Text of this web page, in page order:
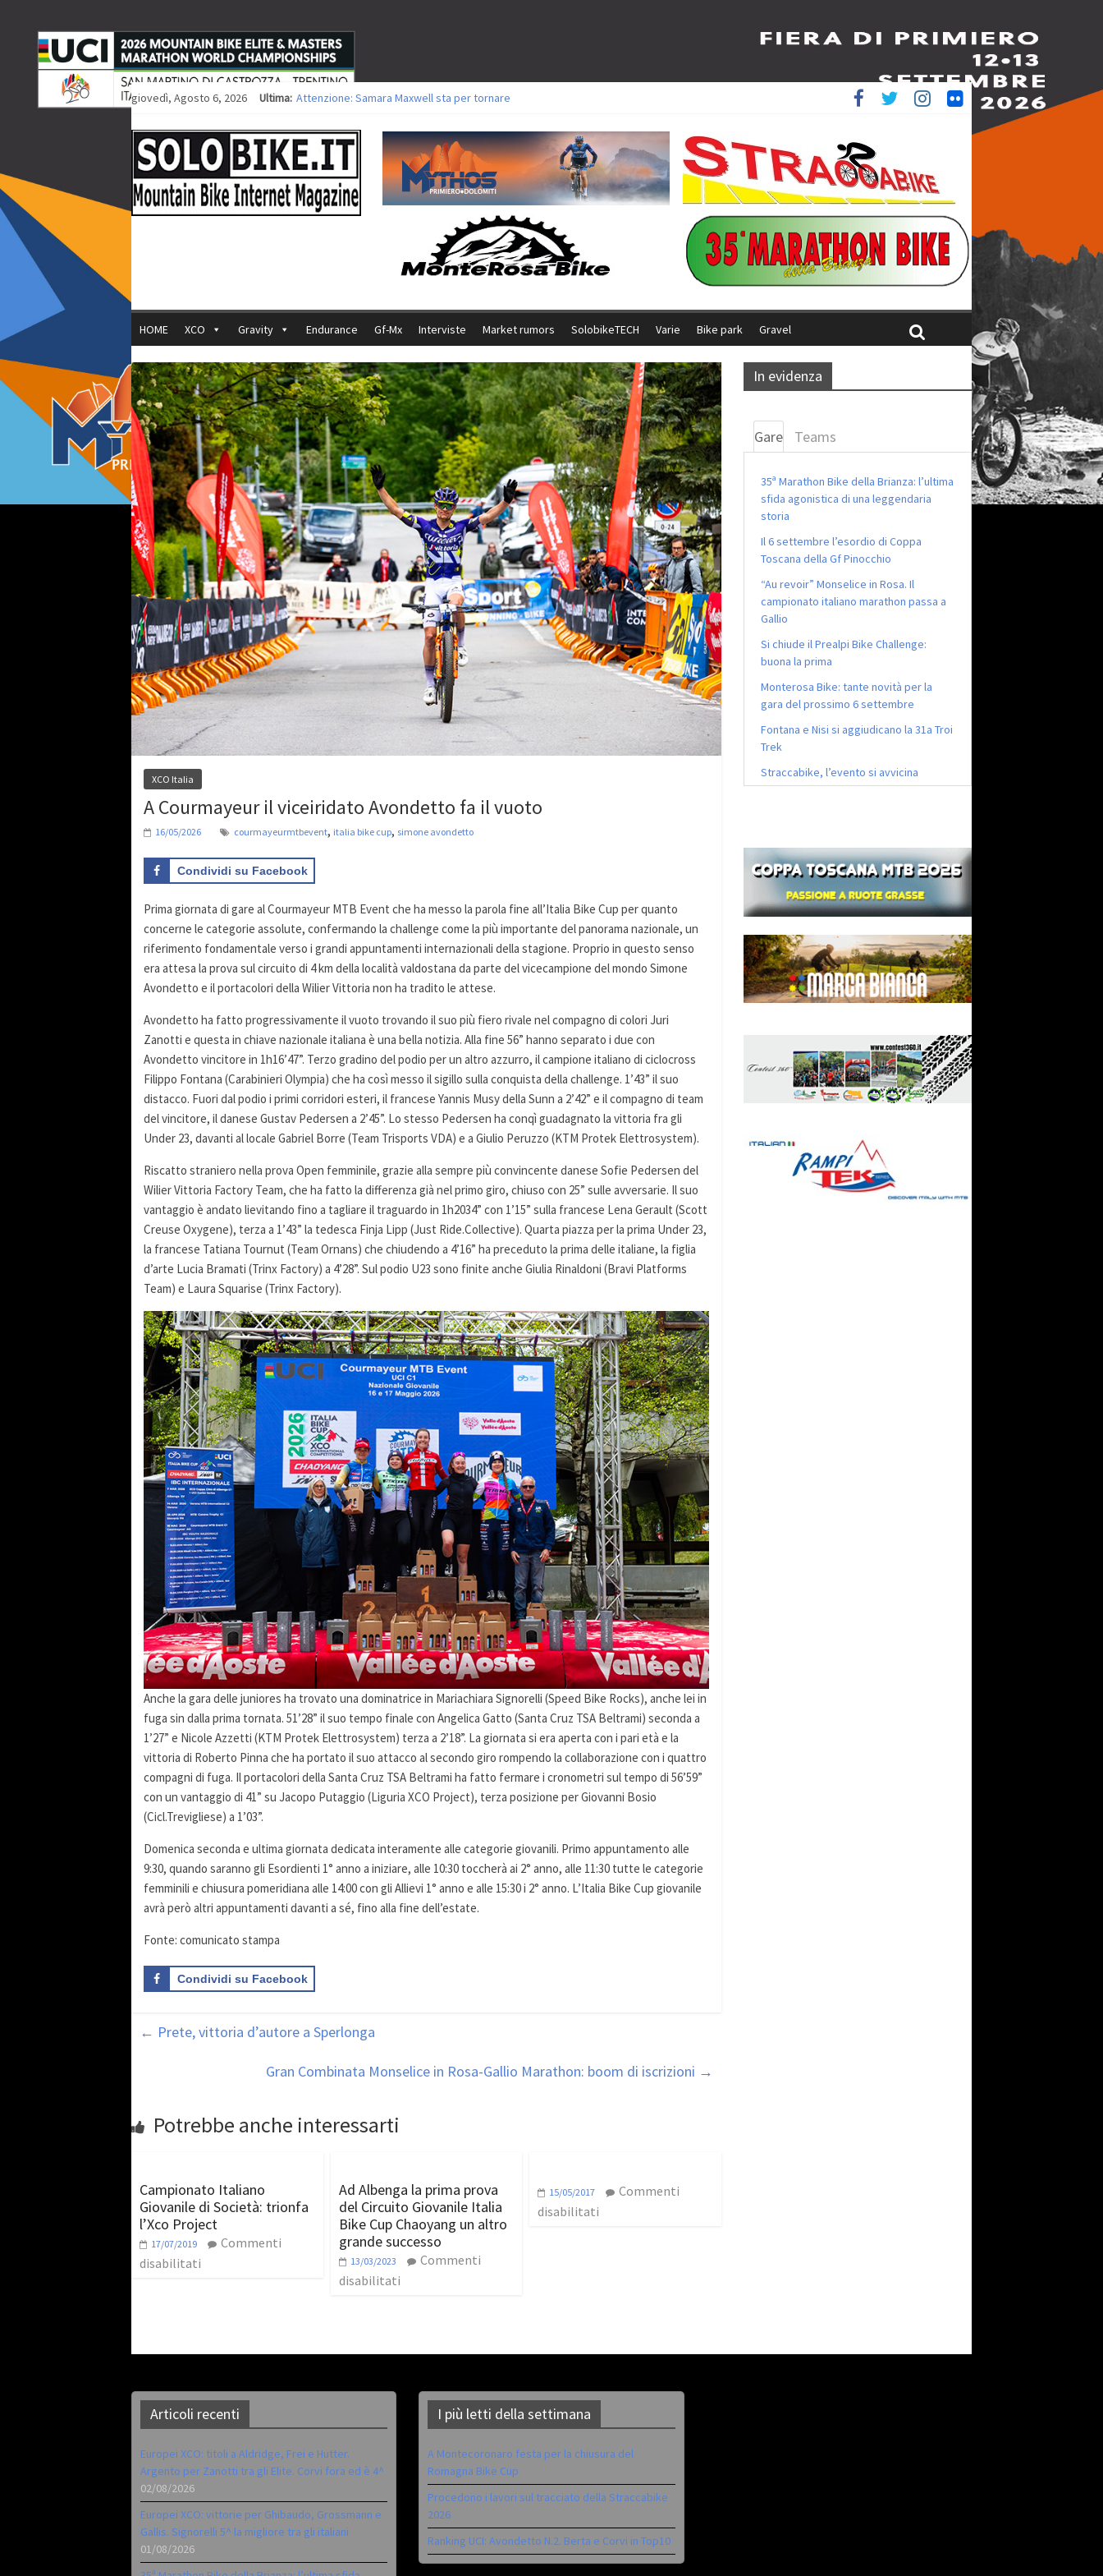
giovedì, Agosto 6, 2026 Ultima: Attenzione: Samara Maxwell sta per tornare
Europei XCO: vittorie per Ghibaudo, Grossmann e Gallis. Signorelli 5^ la migliore tra gli italiani
35ª Marathon Bike della Brianza: l’ultima sfida agonistica di una leggendaria storia
Europei MTB: il Team Relay firma il secondo argento azzurro a Monteceneri
HOME XCO Gravity Endurance Gf-Mx Interviste Market rumors SolobikeTECH Varie Bike park Gravel
XCO Italia
A Courmayeur il viceiridato Avondetto fa il vuoto
16/05/2026 courmayeurmtbevent, italia bike cup, simone avondetto
Condividi su Facebook
Prima giornata di gare al Courmayeur MTB Event che ha messo la parola fine all’Italia Bike Cup per quanto
concerne le categorie assolute, confermando la challenge come la più importante del panorama nazionale, un
riferimento fondamentale verso i grandi appuntamenti internazionali della stagione. Proprio in questo senso
era attesa la prova sul circuito di 4 km della località valdostana da parte del vicecampione del mondo Simone
Avondetto e il portacolori della Wilier Vittoria non ha tradito le attese.
Avondetto ha fatto progressivamente il vuoto trovando il suo più fiero rivale nel compagno di colori Juri
Zanotti e questa in chiave nazionale italiana è una bella notizia. Alla fine 56” hanno separato i due con
Avondetto vincitore in 1h16’47”. Terzo gradino del podio per un altro azzurro, il campione italiano di ciclocross
Filippo Fontana (Carabinieri Olympia) che ha così messo il sigillo sulla conquista della challenge. 1’43” il suo
distacco. Fuori dal podio i primi corridori esteri, il francese Yannis Musy della Sunn a 2’42” e il compagno di team
del vincitore, il danese Gustav Pedersen a 2’45”. Lo stesso Pedersen ha conqì guadagnato la vittoria fra gli
Under 23, davanti al locale Gabriel Borre (Team Trisports VDA) e a Giulio Peruzzo (KTM Protek Elettrosystem).
Riscatto straniero nella prova Open femminile, grazie alla sempre più convincente danese Sofie Pedersen del
Wilier Vittoria Factory Team, che ha fatto la differenza già nel primo giro, chiuso con 25” sulle avversarie. Il suo
vantaggio è andato lievitando fino a tagliare il traguardo in 1h2034” con 1’15” sulla francese Lena Gerault (Scott
Creuse Oxygene), terza a 1’43” la tedesca Finja Lipp (Just Ride.Collective). Quarta piazza per la prima Under 23,
la francese Tatiana Tournut (Team Ornans) che chiudendo a 4’16” ha preceduto la prima delle italiane, la figlia
d’arte Lucia Bramati (Trinx Factory) a 4’28”. Sul podio U23 sono finite anche Giulia Rinaldoni (Bravi Platforms
Team) e Laura Squarise (Trinx Factory).
Anche la gara delle juniores ha trovato una dominatrice in Mariachiara Signorelli (Speed Bike Rocks), anche lei in
fuga sin dalla prima tornata. 51’28” il suo tempo finale con Angelica Gatto (Santa Cruz TSA Beltrami) seconda a
1’27” e Nicole Azzetti (KTM Protek Elettrosystem) terza a 2’18”. La giornata si era aperta con i pari età e la
vittoria di Roberto Pinna che ha portato il suo attacco al secondo giro rompendo la collaborazione con i quattro
compagni di fuga. Il portacolori della Santa Cruz TSA Beltrami ha fatto fermare i cronometri sul tempo di 56’59”
con un vantaggio di 41” su Jacopo Putaggio (Liguria XCO Project), terza posizione per Giovanni Bosio
(Cicl.Trevigliese) a 1’03”.
Domenica seconda e ultima giornata dedicata interamente alle categorie giovanili. Primo appuntamento alle
9:30, quando saranno gli Esordienti 1° anno a iniziare, alle 10:30 toccherà ai 2° anno, alle 11:30 tutte le categorie
femminili e chiusura pomeridiana alle 14:00 con gli Allievi 1° anno e alle 15:30 i 2° anno. L’Italia Bike Cup giovanile
avrà però altri appuntamenti davanti a sé, fino alla fine dell’estate.
Fonte: comunicato stampa
Condividi su Facebook
← Prete, vittoria d’autore a Sperlonga
Gran Combinata Monselice in Rosa-Gallio Marathon: boom di iscrizioni →
Potrebbe anche interessarti
Campionato Italiano
Giovanile di Società: trionfa
l’Xco Project
17/07/2019
Commenti
disabilitati
Ad Albenga la prima prova
del Circuito Giovanile Italia
Bike Cup Chaoyang un altro
grande successo
13/03/2023
Commenti
disabilitati
15/05/2017
Commenti
disabilitati
In evidenza
Gare Teams
35ª Marathon Bike della Brianza: l’ultima
sfida agonistica di una leggendaria
storia
Il 6 settembre l’esordio di Coppa
Toscana della Gf Pinocchio
“Au revoir” Monselice in Rosa. Il
campionato italiano marathon passa a
Gallio
Si chiude il Prealpi Bike Challenge:
buona la prima
Monterosa Bike: tante novità per la
gara del prossimo 6 settembre
Fontana e Nisi si aggiudicano la 31a Troi
Trek
Straccabike, l’evento si avvicina
Articoli recenti
Europei XCO: titoli a Aldridge, Frei e Hutter.
Argento per Zanotti tra gli Elite. Corvi fora ed è 4^
02/08/2026
Europei XCO: vittorie per Ghibaudo, Grossmann e
Gallis. Signorelli 5^ la migliore tra gli italiani
01/08/2026
I più letti della settimana
A Montecoronaro festa per la chiusura del
Romagna Bike Cup
Procedono i lavori sul tracciato della Straccabike
2026
Ranking UCI: Avondetto N.2. Berta e Corvi in Top10